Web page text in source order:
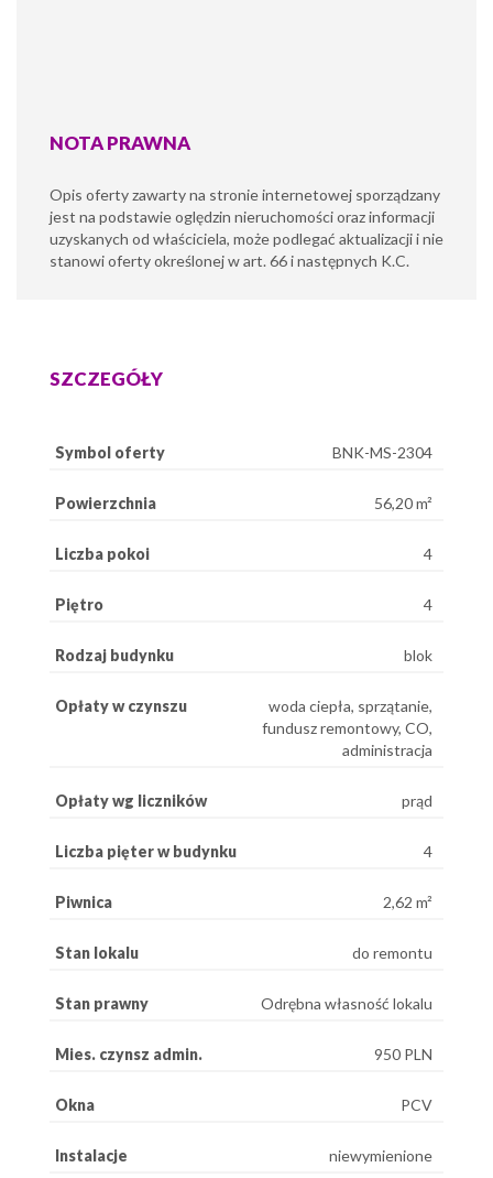
NOTA PRAWNA
Opis oferty zawarty na stronie internetowej sporządzany
jest na podstawie oględzin nieruchomości oraz informacji
uzyskanych od właściciela, może podlegać aktualizacji i nie
stanowi oferty określonej w art. 66 i następnych K.C.
SZCZEGÓŁY
Symbol oferty BNK-MS-2304
Powierzchnia 56,20 m²
Liczba pokoi 4
Piętro 4
Rodzaj budynku blok
Opłaty w czynszu
woda ciepła, sprzątanie,
fundusz remontowy, CO,
administracja
Opłaty wg liczników prąd
Liczba pięter w budynku 4
Piwnica 2,62 m²
Stan lokalu do remontu
Stan prawny Odrębna własność lokalu
Mies. czynsz admin. 950 PLN
Okna PCV
Instalacje niewymienione